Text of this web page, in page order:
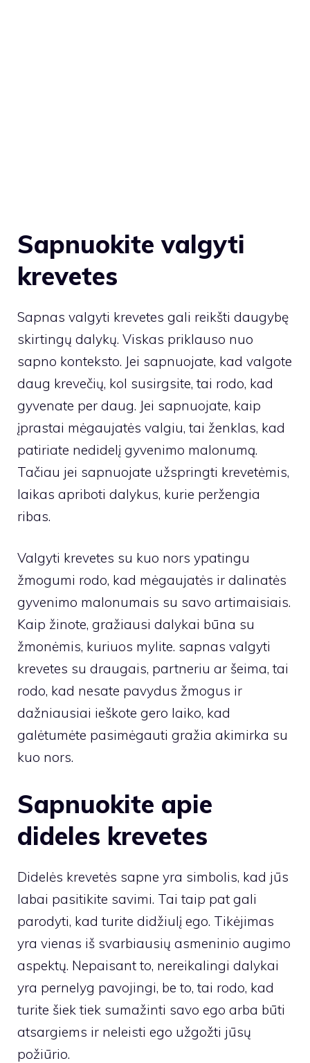
Sapnuokite valgyti
krevetes
Sapnas valgyti krevetes gali reikšti daugybę
skirtingų dalykų. Viskas priklauso nuo
sapno konteksto. Jei sapnuojate, kad valgote
daug krevečių, kol susirgsite, tai rodo, kad
gyvenate per daug. Jei sapnuojate, kaip
įprastai mėgaujatės valgiu, tai ženklas, kad
patiriate nedidelį gyvenimo malonumą.
Tačiau jei sapnuojate užspringti krevetėmis,
laikas apriboti dalykus, kurie peržengia
ribas.
Valgyti krevetes su kuo nors ypatingu
žmogumi rodo, kad mėgaujatės ir dalinatės
gyvenimo malonumais su savo artimaisiais.
Kaip žinote, gražiausi dalykai būna su
žmonėmis, kuriuos mylite. sapnas valgyti
krevetes su draugais, partneriu ar šeima, tai
rodo, kad nesate pavydus žmogus ir
dažniausiai ieškote gero laiko, kad
galėtumėte pasimėgauti gražia akimirka su
kuo nors.
Sapnuokite apie
dideles krevetes
Didelės krevetės sapne yra simbolis, kad jūs
labai pasitikite savimi. Tai taip pat gali
parodyti, kad turite didžiulį ego. Tikėjimas
yra vienas iš svarbiausių asmeninio augimo
aspektų. Nepaisant to, nereikalingi dalykai
yra pernelyg pavojingi, be to, tai rodo, kad
turite šiek tiek sumažinti savo ego arba būti
atsargiems ir neleisti ego užgožti jūsų
požiūrio.